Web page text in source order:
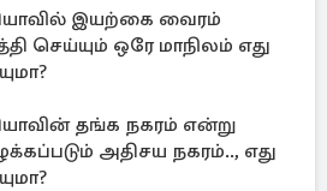
இயற்கை வைரம்
செய்யும் ஒரே மாநிலம் எது
தங்க நகரம் என்று
அதிசய நகரம்.., எது